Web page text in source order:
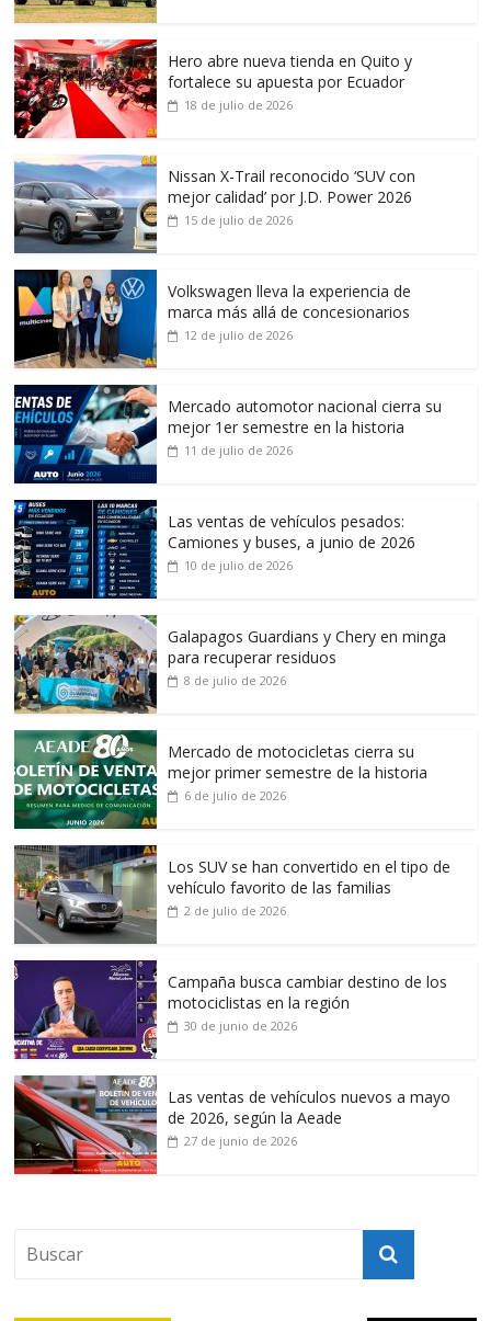
Hero abre nueva tienda en Quito y
fortalece su apuesta por Ecuador
18 de julio de 2026
Nissan X-Trail reconocido ‘SUV con
mejor calidad’ por J.D. Power 2026
15 de julio de 2026
Volkswagen lleva la experiencia de
marca más allá de concesionarios
12 de julio de 2026
Mercado automotor nacional cierra su
mejor 1er semestre en la historia
11 de julio de 2026
Las ventas de vehículos pesados:
Camiones y buses, a junio de 2026
10 de julio de 2026
Galapagos Guardians y Chery en minga
para recuperar residuos
8 de julio de 2026
Mercado de motocicletas cierra su
mejor primer semestre de la historia
6 de julio de 2026
Los SUV se han convertido en el tipo de
vehículo favorito de las familias
2 de julio de 2026
Campaña busca cambiar destino de los
motociclistas en la región
30 de junio de 2026
Las ventas de vehículos nuevos a mayo
de 2026, según la Aeade
27 de junio de 2026